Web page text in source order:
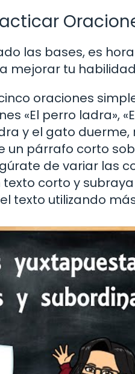
las bases, es
mejorar tu
oraciones
«El perro ladra»,
y el gato
un párrafo corto
de variar las
texto corto y
texto utilizando